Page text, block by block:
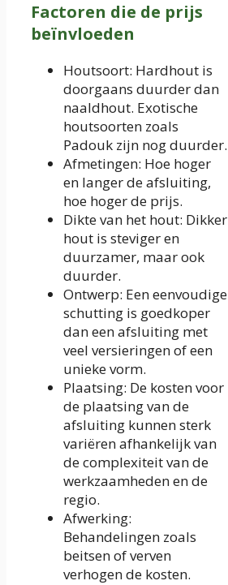
Factoren die de prijs
beïnvloeden
Houtsoort: Hardhout is
doorgaans duurder dan
naaldhout. Exotische
houtsoorten zoals
Padouk zijn nog duurder.
Afmetingen: Hoe hoger
en langer de afsluiting,
hoe hoger de prijs.
Dikte van het hout: Dikker
hout is steviger en
duurzamer, maar ook
duurder.
Ontwerp: Een eenvoudige
schutting is goedkoper
dan een afsluiting met
veel versieringen of een
unieke vorm.
Plaatsing: De kosten voor
de plaatsing van de
afsluiting kunnen sterk
variëren afhankelijk van
de complexiteit van de
werkzaamheden en de
regio.
Afwerking:
Behandelingen zoals
beitsen of verven
verhogen de kosten.